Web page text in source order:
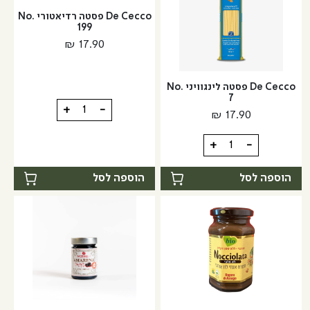
De Cecco פסטה לינגוויני No.
7
₪ 17.90
-
כמות
של
De
Cecco
פסטה
לינגוויני
No.
7
+
הוספה לסל
De Cecco פסטה רדיאטורי No.
199
₪ 17.90
-
כמות
של
פסטה
רדיאטורי
+
הוספה לסל